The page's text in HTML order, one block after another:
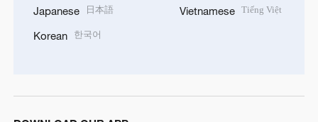
Japanese 日本語
Korean 한국어
Vietnamese Tiếng Việt